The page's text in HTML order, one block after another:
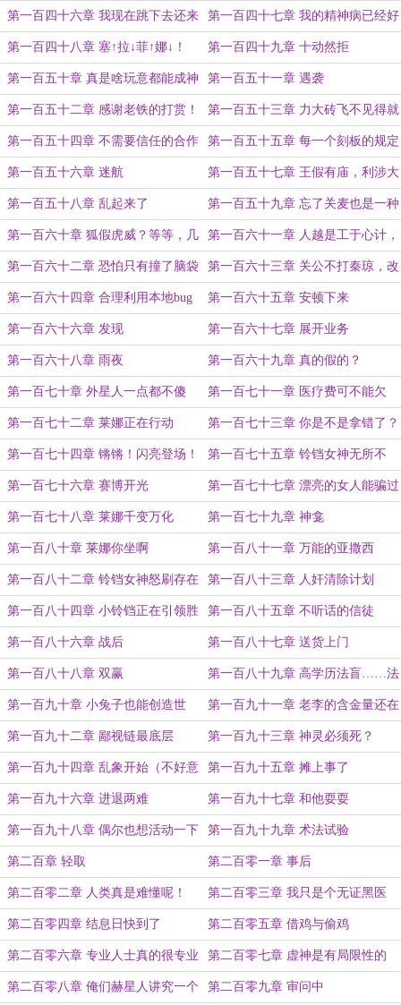
你真正想要的 以为所欲为
第一百四十六章 我现在跳下去还来
得及吗
第一百四十七章 我的精神病已经好
了，现在我们都很好！
第一百四十八章 塞↑拉↓菲↑娜↓！ 第一百四十九章 十动然拒
第一百五十章 真是啥玩意都能成神
啊
第一百五十一章 遇袭
第一百五十二章 感谢老铁的打赏！ 第一百五十三章 力大砖飞不见得就
是贬义词
第一百五十四章 不需要信任的合作 第一百五十五章 每一个刻板的规定
后都有个离谱的事故
第一百五十六章 迷航 第一百五十七章 王假有庙，利涉大
川
第一百五十八章 乱起来了 第一百五十九章 忘了关麦也是一种
战术
第一百六十章 狐假虎威？等等，几
个虎？
第一百六十一章 人越是工于心计，
就越是会在意料之外的地方出错
第一百六十二章 恐怕只有撞了脑袋
的人才会穿到这种世界
第一百六十三章 关公不打秦琼，改
打外星人了？
第一百六十四章 合理利用本地bug 第一百六十五章 安顿下来
第一百六十六章 发现 第一百六十七章 展开业务
第一百六十八章 雨夜 第一百六十九章 真的假的？
第一百七十章 外星人一点都不傻 第一百七十一章 医疗费可不能欠
第一百七十二章 莱娜正在行动 第一百七十三章 你是不是拿错了？
第一百七十四章 锵锵！闪亮登场！ 第一百七十五章 铃铛女神无所不
能！
第一百七十六章 赛博开光 第一百七十七章 漂亮的女人能骗过
外星人吗？
第一百七十八章 莱娜千变万化 第一百七十九章 神龛
第一百八十章 莱娜你坐啊 第一百八十一章 万能的亚撒西
第一百八十二章 铃铛女神怒刷存在 第一百八十三章 人奸清除计划
第一百八十四章 小铃铛正在引领胜
利
第一百八十五章 不听话的信徒
第一百八十六章 战后 第一百八十七章 送货上门
第一百八十八章 双赢 第一百八十九章 高学历法盲……法
术也是法！
第一百九十章 小兔子也能创造世
界？
第一百九十一章 老李的含金量还在
上升
第一百九十二章 鄙视链最底层 第一百九十三章 神灵必须死？
第一百九十四章 乱象开始（不好意
思，忘了开自动发布了）
第一百九十五章 摊上事了
第一百九十六章 进退两难 第一百九十七章 和他耍耍
第一百九十八章 偶尔也想活动一下 第一百九十九章 术法试验
第二百章 轻取 第二百零一章 事后
第二百零二章 人类真是难懂呢！ 第二百零三章 我只是个无证黑医
第二百零四章 结息日快到了 第二百零五章 借鸡与偷鸡
第二百零六章 专业人士真的很专业 第二百零七章 虚神是有局限性的
第二百零八章 俺们赫星人讲究一个 第二百零九章 审问中